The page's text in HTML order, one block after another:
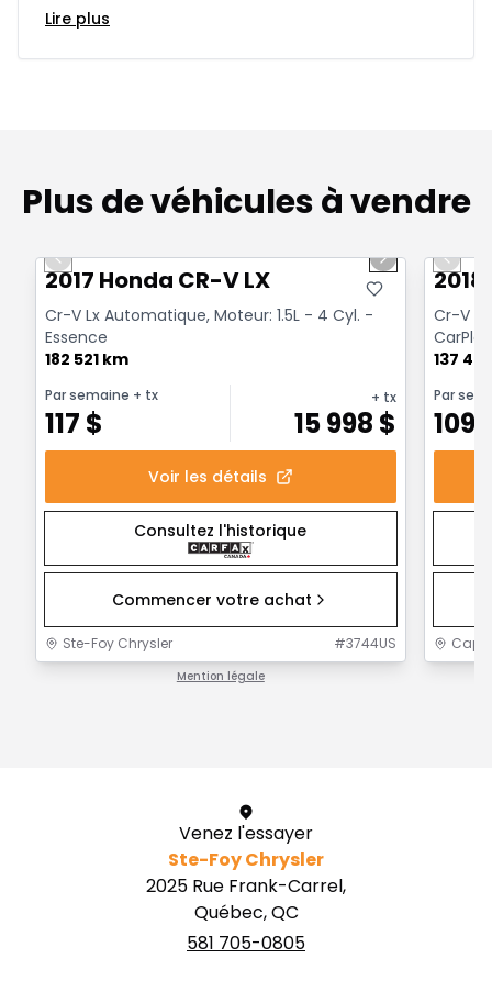
Lire plus
Plus de véhicules à vendre
Previous slide Next slide
2017 Honda CR-V LX
Cr-V Lx Automatique, Moteur: 1.5L - 4 Cyl. -
Essence
182 521 km
Par semaine + tx
117 $
+ tx
15 998 $
Voir les détails
Consultez l'historique
Commencer votre achat
Ste-Foy Chrysler #3744US
Mention légale
2018
Cr-V
137
Par
109
Venez l'essayer
Ste-Foy Chrysler
2025 Rue Frank-Carrel,
Québec, QC
581 705-0805